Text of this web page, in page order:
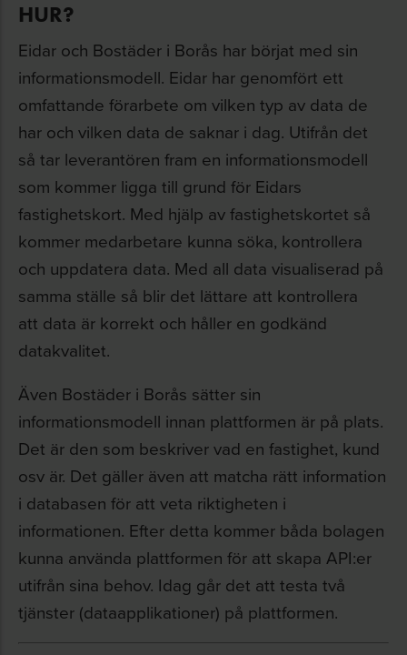
HUR?
Eidar och Bostäder i Borås har börjat med sin
informationsmodell. Eidar har genomfört ett
omfattande förarbete om vilken typ av data de
har och vilken data de saknar i dag. Utifrån det
så tar leverantören fram en informationsmodell
som kommer ligga till grund för Eidars
fastighetskort. Med hjälp av fastighetskortet så
kommer medarbetare kunna söka, kontrollera
och uppdatera data. Med all data visualiserad på
samma ställe så blir det lättare att kontrollera
att data är korrekt och håller en godkänd
datakvalitet.
Även Bostäder i Borås sätter sin
informationsmodell innan plattformen är på plats.
Det är den som beskriver vad en fastighet, kund
osv är. Det gäller även att matcha rätt information
i databasen för att veta riktigheten i
informationen. Efter detta kommer båda bolagen
kunna använda plattformen för att skapa API:er
utifrån sina behov. Idag går det att testa två
tjänster (dataapplikationer) på plattformen.